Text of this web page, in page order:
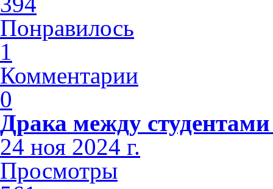
Понравилось
1
Комментарии
0
Драка между
24 ноя 2024 г.
Просмотры